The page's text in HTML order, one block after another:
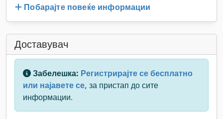
Побарајте повеќе информации
Доставувач
Забелешка: Регистрирајте се бесплатно
или најавете се, за пристап до сите
информации.